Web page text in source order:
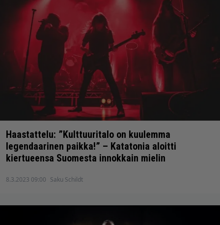
Haastattelu: ”Kulttuuritalo on kuulemma
legendaarinen paikka!” – Katatonia aloitti
kiertueensa Suomesta innokkain mielin
8.3.2023 09:00 Saku Schildt